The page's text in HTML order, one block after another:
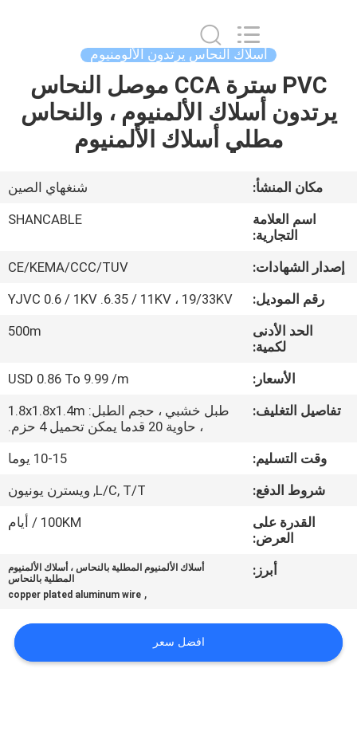
منزل
المنتجات
أشرطة
فيديو
عرض
الواقع
الافتراضي
جولة
المعمل
اتصل
بنا
Reserved.
أسلاك النحاس يرتدون الألومنيوم
PVC سترة CCA موصل النحاس
أسلاك الألمنيوم ، والنحاس
مطلي أسلاك الألمنيوم
المنشأ:
شنغهاي الصين
اسم العلامة
التجارية:
SHANCABLE
الشهادات:
CE/KEMA/CCC/TUV
الموديل:
YJVC 0.6 / 1KV .6.35 / 11KV ، 19/33KV
الحد الأدنى
الأسعار:
USD 0.86 To 9.99 /m
التغليف:
طبل خشبي ، حجم الطبل: 1.8x1.8x1.4m
، حاوية 20 قدما يمكن تحميل 4 حزم.
التسليم:
الدفع:
L/C, T/T, ويسترن يونيون
القدرة على
العرض:
100KM / أيام
أسلاك الألمنيوم المطلية بالنحاس ، أسلاك الألمنيوم
المطلية بالنحاس
copper plated aluminum wire
افضل سعر